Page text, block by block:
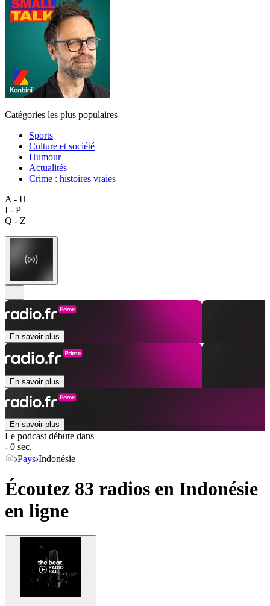
Catégories les plus populaires
Sports
Culture et société
Humour
Actualités
Crime : histoires vraies
A - H
I - P
Q - Z
En savoir plus
En savoir plus
En savoir plus
Le podcast débute dans
- 0 sec.
Pays Indonésie
Écoutez 83 radios en Indonésie
en ligne